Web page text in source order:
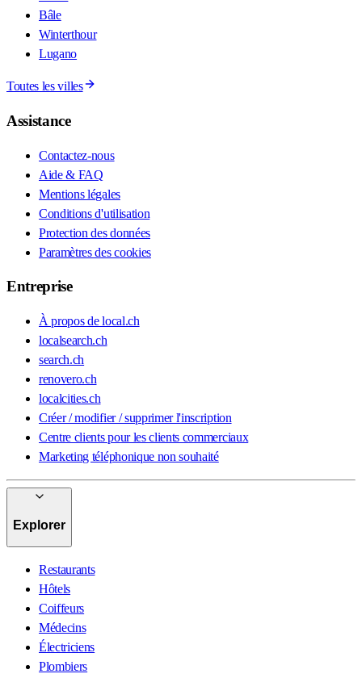
Bâle
Winterthour
Lugano
Toutes les villes
Assistance
Contactez-nous
Aide & FAQ
Mentions légales
Conditions d'utilisation
Protection des données
Paramètres des cookies
Entreprise
À propos de local.ch
localsearch.ch
search.ch
renovero.ch
localcities.ch
Créer / modifier / supprimer l'inscription
Centre clients pour les clients commerciaux
Marketing téléphonique non souhaité
Explorer
Restaurants
Hôtels
Coiffeurs
Médecins
Électriciens
Plombiers